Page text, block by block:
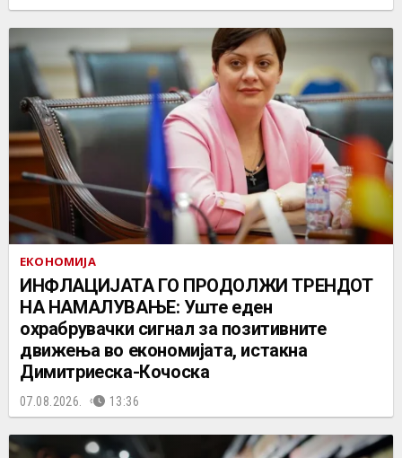
ЕКОНОМИЈА
ИНФЛАЦИЈАТА ГО ПРОДОЛЖИ ТРЕНДОТ
НА НАМАЛУВАЊЕ: Уште еден
охрабрувачки сигнал за позитивните
движења во економијата, истакна
Димитриеска-Кочоска
07.08.2026. 13:36